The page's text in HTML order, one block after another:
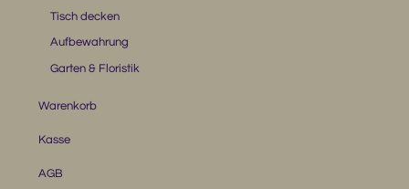
Tisch decken
Aufbewahrung
Garten & Floristik
Warenkorb
Kasse
AGB